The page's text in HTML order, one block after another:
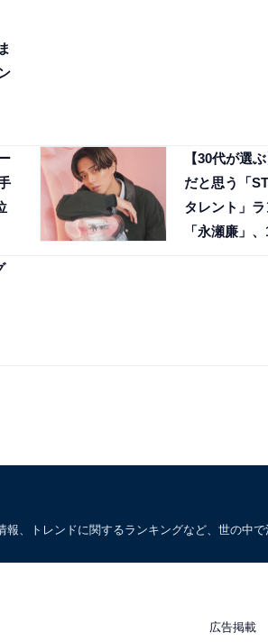
【30代が選
だと思う「
タレント」
「永瀬廉」
、トレンドに関するランキングなど、世の中で
広告掲載